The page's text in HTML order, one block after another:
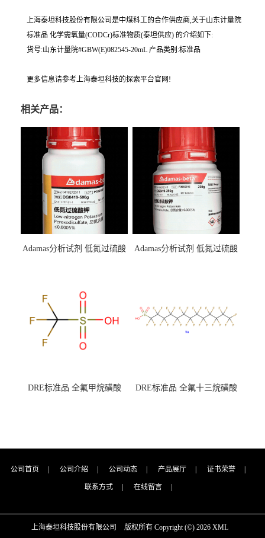
上海泰坦科技股份有限公司是中煤科工的合作供应商,关于山东计量院
标准品 化学需氧量(CODCr)标准物质(泰坦供应) 的介绍如下:
货号:山东计量院#GBW(E)082545-20mL 产品类别:标准品
更多信息请参考上海泰坦科技的探索平台官网!
相关产品：
Adamas分析试剂 低氮过硫酸
（泰坦现货供应）
Adamas分析试剂 低氮过硫酸
DRE标准品 全氟甲烷磺酸
DRE标准品 全氟十三烷磺酸
公司首页 公司介绍 公司动态 产品展厅 证书荣誉
联系方式 在线留言
上海泰坦科技股份有限公司 版权所有 Copyright (©) 2026 XML